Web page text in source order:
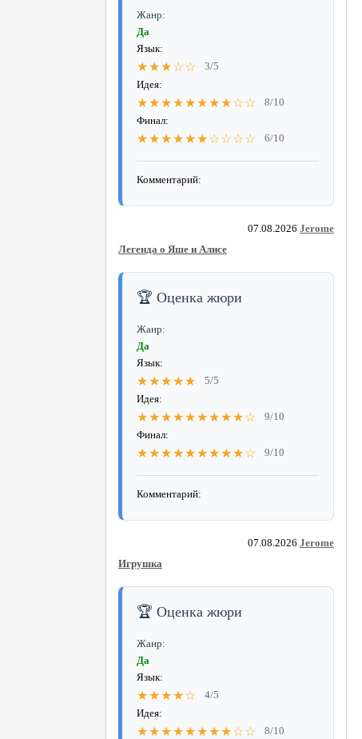
Жанр:
Да
Язык:
★★★☆☆
3/5
Идея:
★★★★★★★★☆☆
8/10
Финал:
★★★★★★☆☆☆☆ 6/10
Комментарий:
07.08.2026 Jerome
Легенда о Яше и Алисе
🏆 Оценка жюри
Жанр:
Да
Язык:
★★★★★
5/5
Идея:
★★★★★★★★★☆
9/10
Финал:
★★★★★★★★★☆ 9/10
Комментарий:
07.08.2026 Jerome
Игрушка
🏆 Оценка жюри
Жанр:
Да
Язык:
★★★★☆
4/5
Идея:
★★★★★★★★☆☆
8/10